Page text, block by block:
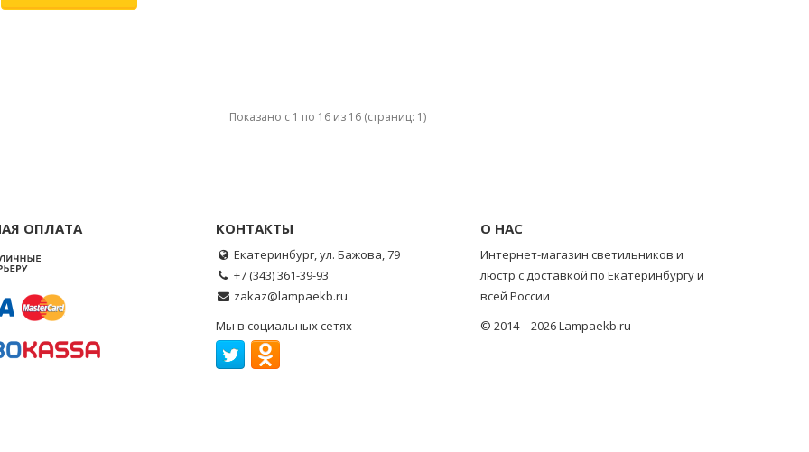
Показано с 1 по 16 из 16 (страниц: 1)
ОПЛАТА КОНТАКТЫ
Екатеринбург, ул. Бажова, 79
+7 (343) 361-39-93
zakaz@lampaekb.ru
Мы в социальных сетях
О НАС
Интернет-магазин светильников и
люстр с доставкой по Екатеринбургу и
всей России
© 2014 – 2026 Lampaekb.ru